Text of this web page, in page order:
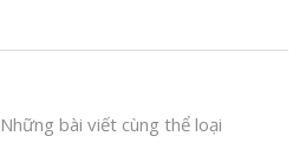
Những bài viết cùng thể loại